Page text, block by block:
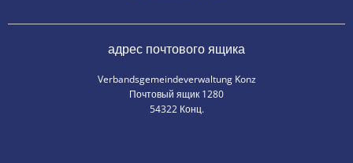
адрес почтового ящика
Verbandsgemeindeverwaltung Konz
Почтовый ящик 1280
54322 Конц.